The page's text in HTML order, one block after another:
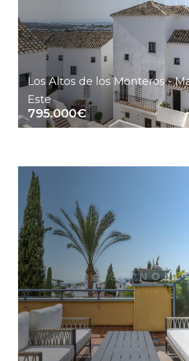
Los Altos de los Monteros -
Este
795.000€